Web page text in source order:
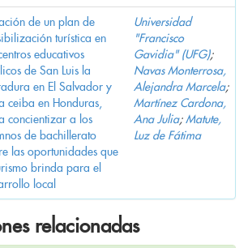
de un plan de
turística en
educativos
de San Luis la
en El Salvador y
ceiba en Honduras,
concientizar a los
de bachillerato
las oportunidades que
brinda para el
local
Universidad
"Francisco
Gavidia" (UFG);
Navas Monterrosa,
Alejandra Marcela;
Martínez Cardona,
Ana Julia;Matute,
Luz de Fátima
relacionadas